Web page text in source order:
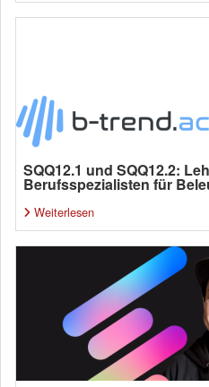
SQQ12.1 und SQQ12.2:
Berufsspezialisten für
Weiterlesen